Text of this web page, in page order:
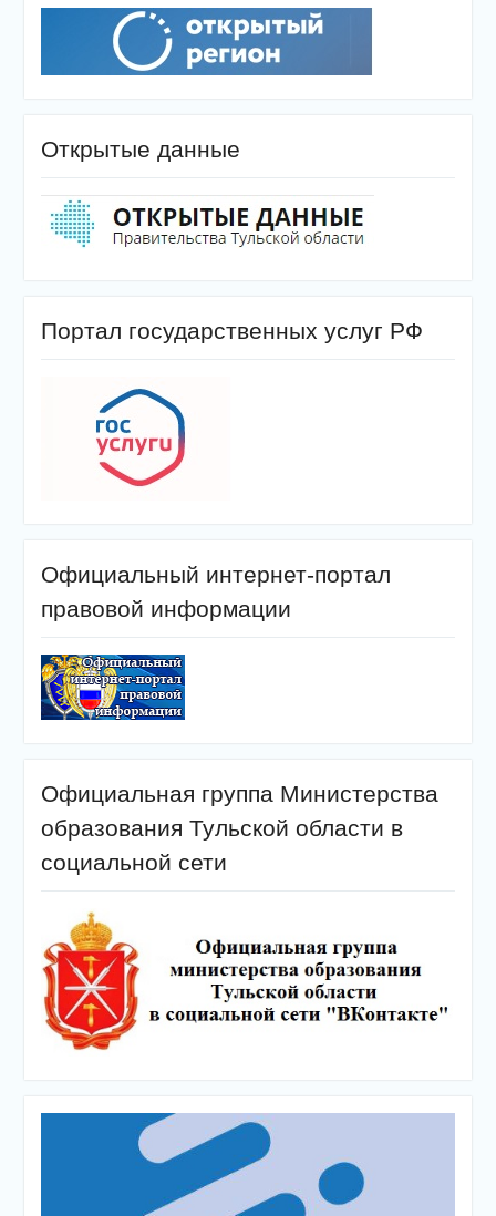
Открытые данные
Портал государственных услуг РФ
Официальный интернет-портал
правовой информации
Официальная группа Министерства
образования Тульской области в
социальной сети